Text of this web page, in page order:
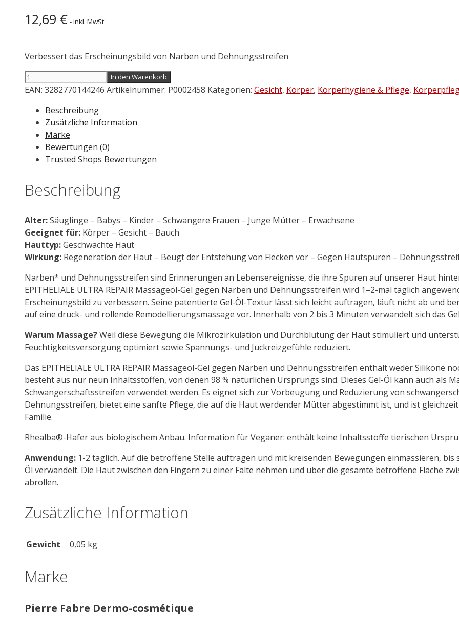
12,69 € - inkl. MwSt
Verbessert das Erscheinungsbild von Narben und Dehnungsstreifen
A-
DERMA
Ultra
Repair
Massage
Gel-
ml
Menge
In den Warenkorb
EAN: 3282770144246 Artikelnummer: P0002458 Kategorien: Gesicht, Körper, Körperhygiene & Pflege,
Beschreibung
Zusätzliche Information
Marke
Bewertungen (0)
Trusted Shops Bewertungen
Beschreibung
Alter:Säuglinge – Babys – Kinder – Schwangere Frauen – Junge Mütter – Erwachsene
Geeignet für: Körper – Gesicht – Bauch
Hauttyp:Geschwächte Haut
Wirkung: Regeneration der Haut – Beugt der Entstehung von Flecken vor – Gegen Hautspuren –
Narben* und Dehnungsstreifen sind Erinnerungen an Lebensereignisse, die ihre Spuren auf unserer Haut
EPITHELIALE ULTRA REPAIR Massageöl-Gel gegen Narben und Dehnungsstreifen wird 1–2-mal täglich
Erscheinungsbild zu verbessern. Seine patentierte Gel-Öl-Textur lässt sich leicht auftragen, läuft nicht ab und
auf eine druck- und rollende Remodellierungs­massage vor. Innerhalb von 2 bis 3 Minuten verwandelt sich das
Warum Massage?Weil diese Bewegung die Mikrozirkulation und Durchblutung der Haut stimuliert und
Feuchtigkeitsversorgung optimiert sowie Spannungs- und Juckreizgefühle reduziert.
Das EPITHELIALE ULTRA REPAIR Massageöl-Gel gegen Narben und Dehnungsstreifen enthält weder Silikone
besteht aus nur neun Inhaltsstoffen, von denen 98 % natürlichen Ursprungs sind. Dieses Gel-Öl kann auch als
Schwangerschaftsstreifen verwendet werden. Es eignet sich zur Vorbeugung und Reduzierung von
Dehnungsstreifen, bietet eine sanfte Pflege, die auf die Haut werdender Mütter abgestimmt ist, und ist
Familie.
Rhealba®-Hafer aus biologischem Anbau. Information für Veganer: enthält keine Inhaltsstoffe tierischen
Anwendung: 1-2 täglich. Auf die betroffene Stelle auftragen und mit kreisenden Bewegungen einmassieren, bis
Öl verwandelt. Die Haut zwischen den Fingern zu einer Falte nehmen und über die gesamte betroffene Fläche
abrollen.
Zusätzliche Information
Gewicht 0,05 kg
Marke
Pierre Fabre Dermo-cosmétique